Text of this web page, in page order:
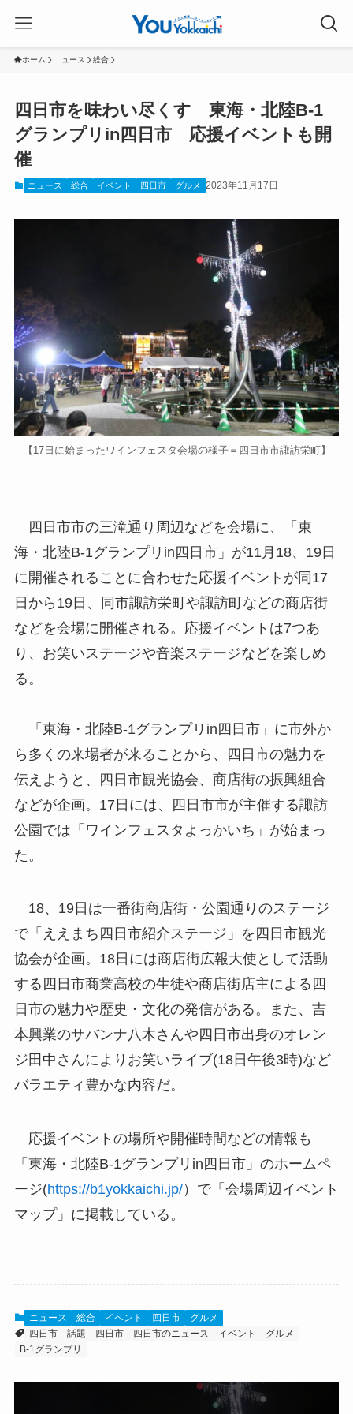
ホーム ニュース 総合
四日市を味わい尽くす 東海・北陸B-1
グランプリin四日市 応援イベントも開
催
ニュース 総合 イベント 四日市 グルメ 2023年11月17日
【17日に始まったワインフェスタ会場の様子＝四日市市諏訪栄町】
四日市市の三滝通り周辺などを会場に、「東
海・北陸B-1グランプリin四日市」が11月18、19日
に開催されることに合わせた応援イベントが同17
日から19日、同市諏訪栄町や諏訪町などの商店街
などを会場に開催される。応援イベントは7つあ
り、お笑いステージや音楽ステージなどを楽しめ
る。
「東海・北陸B-1グランプリin四日市」に市外か
ら多くの来場者が来ることから、四日市の魅力を
伝えようと、四日市観光協会、商店街の振興組合
などが企画。17日には、四日市市が主催する諏訪
公園では「ワインフェスタよっかいち」が始まっ
た。
18、19日は一番街商店街・公園通りのステージ
で「ええまち四日市紹介ステージ」を四日市観光
協会が企画。18日には商店街広報大使として活動
する四日市商業高校の生徒や商店街店主による四
日市の魅力や歴史・文化の発信がある。また、吉
本興業のサバンナ八木さんや四日市出身のオレン
ジ田中さんによりお笑いライブ(18日午後3時)など
バラエティ豊かな内容だ。
応援イベントの場所や開催時間などの情報も
「東海・北陸B-1グランプリin四日市」のホームペ
ージ(https://b1yokkaichi.jp/）で「会場周辺イベント
マップ」に掲載している。
ニュース 総合 イベント 四日市
グルメ
四日市 話題
四日市 四日市のニュース イベント
グルメ
B-1グランプリ